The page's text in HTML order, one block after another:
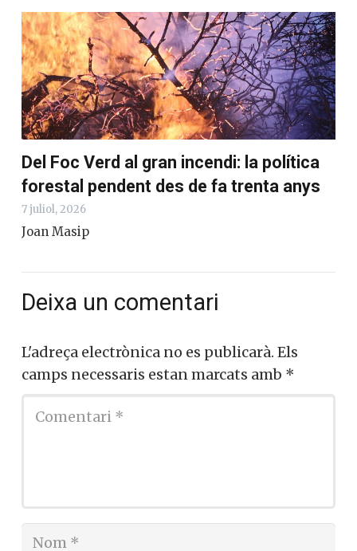
Del Foc Verd al gran incendi: la política
forestal pendent des de fa trenta anys
7 juliol, 2026
Joan Masip
Deixa un comentari
L'adreça electrònica no es publicarà. Els
camps necessaris estan marcats amb *